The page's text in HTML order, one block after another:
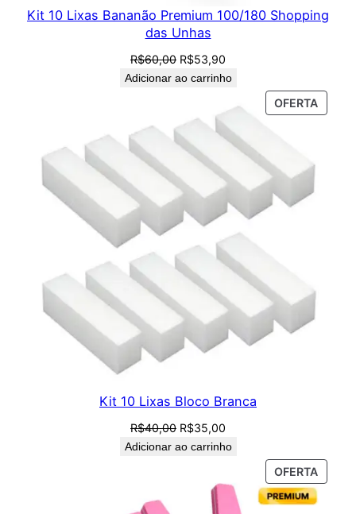
Kit 10 Lixas Bananão Premium 100/180 Shopping
das Unhas
R$60,00 O
preço
R$60,00.
R$53,90
preço
é:
R$53,90.
Adicionar ao carrinho
OFERTA
EM
Kit 10 Lixas Bloco Branca
R$40,00 O
preço
R$40,00.
R$35,00
preço
R$35,00.
Adicionar ao carrinho
OFERTA
EM